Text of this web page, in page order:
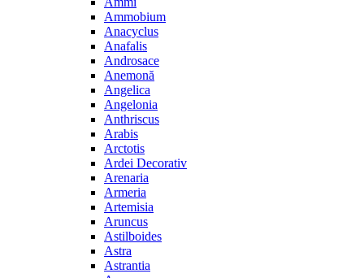
Ammobium
Anacyclus
Anafalis
Androsace
Anemonă
Angelica
Angelonia
Anthriscus
Arabis
Arctotis
Ardei Decorativ
Arenaria
Armeria
Artemisia
Aruncus
Astilboides
Astra
Astrantia